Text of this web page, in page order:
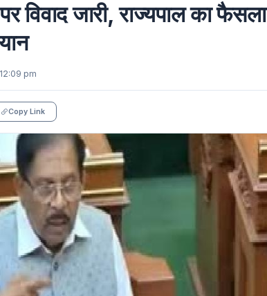
विवाद जारी, राज्यपाल का
12:09 pm
Copy Link